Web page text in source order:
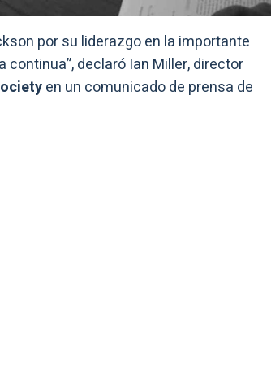
por su liderazgo en la importante
declaró Ian Miller, director
en un comunicado de prensa de